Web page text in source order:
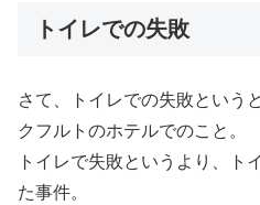
トイレでの失敗
さて、トイレでの失敗という
クフルトのホテルでのこと。
トイレで失敗というより、ト
た事件。